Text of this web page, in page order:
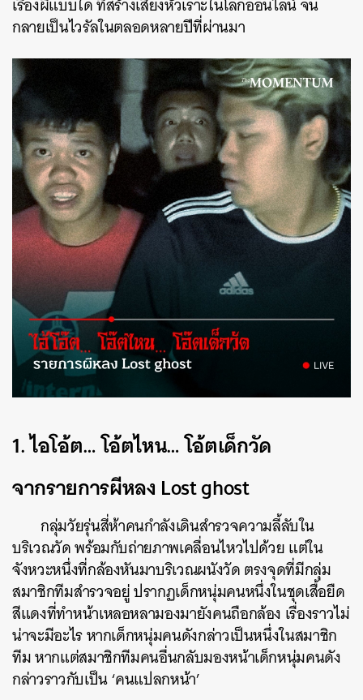
กลายเป็นไวรัลในตลอดหลายปีที่ผ่านมา
1.ไอโอ้ต… โอ้ตไหน… โอ้ตเด็กวัด
จากรายการผีหลง Lost ghost
กลุ่มวัยรุ่นสี่ห้าคนกำลังเดินสำรวจความลี้ลับใน
บริเวณวัด พร้อมกับถ่ายภาพเคลื่อนไหวไปด้วย แต่ใน
จังหวะหนึ่งที่กล้องหันมาบริเวณผนังวัด ตรงจุดที่มีกลุ่ม
สมาชิกทีมสำรวจอยู่ ปรากฏเด็กหนุ่มคนหนึ่งในชุดเสื้อยืด
สีแดงที่ทำหน้าเหลอหลามองมายังคนถือกล้อง เรื่องราวไม่
น่าจะมีอะไร หากเด็กหนุ่มคนดังกล่าวเป็นหนึ่งในสมาชิก
ทีม หากแต่สมาชิกทีมคนอื่นกลับมองหน้าเด็กหนุ่มคนดัง
กล่าวราวกับเป็น ‘คนแปลกหน้า’